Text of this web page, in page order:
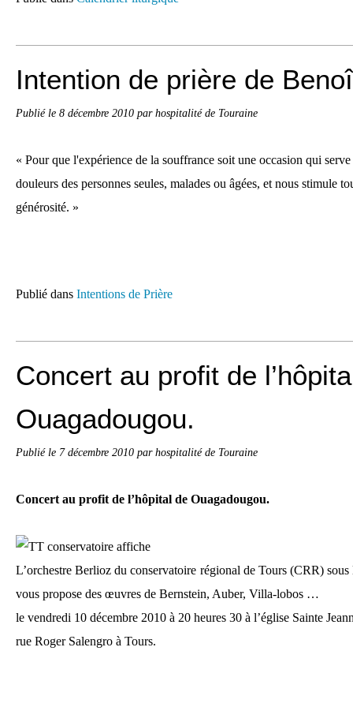
Intention de prière de
Publié le 8 décembre 2010 par hospitalité de Touraine
« Pour que l'expérience de la souffrance soit une occasion qui
douleurs des personnes seules, malades ou âgées, et nous stimule
générosité. »
Publié dans Intentions de Prière
Concert au profit de
Ouagadougou.
Publié le 7 décembre 2010 par hospitalité de Touraine
Concert au profit de l’hôpital de Ouagadougou.
L’orchestre Berlioz du conservatoire régional de Tours (CRR)
vous propose des œuvres de Bernstein, Auber, Villa-lobos …
le vendredi 10 décembre 2010 à 20 heures 30 à l’église Sainte
rue Roger Salengro à Tours.